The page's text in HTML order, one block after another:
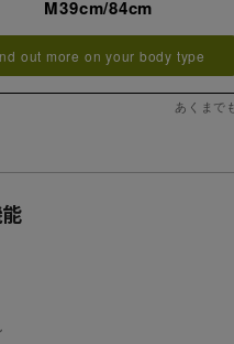
M39cm/84cm
out more on your body type
あくまで